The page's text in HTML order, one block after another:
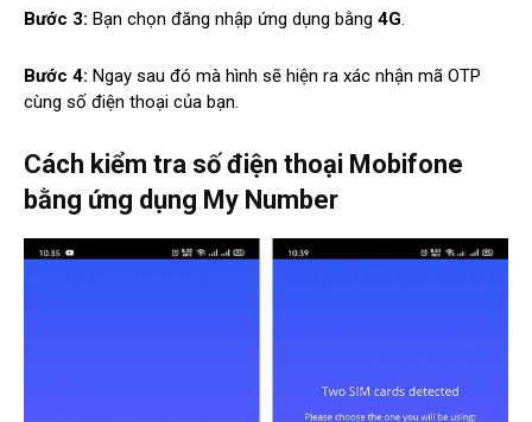
Bước 3: Bạn chọn đăng nhập ứng dụng bằng 4G.
Bước 4: Ngay sau đó mà hình sẽ hiện ra xác nhận mã OTP
cùng số điện thoại của bạn.
Cách kiểm tra số điện thoại Mobifone
bằng ứng dụng My Number